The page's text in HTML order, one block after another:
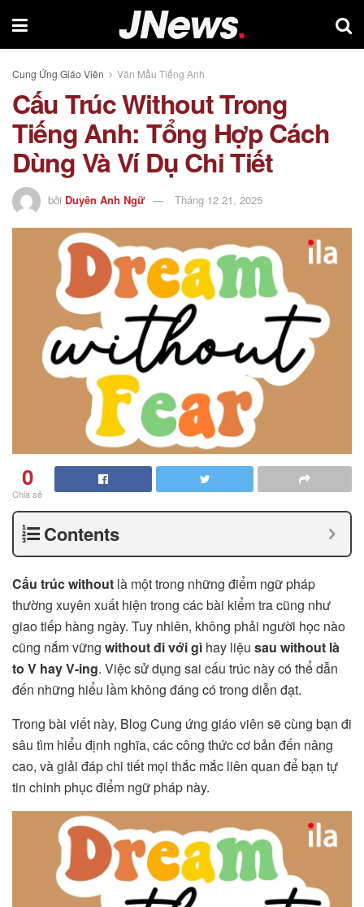
Cung Ứng Giáo Viên Văn Mẫu Tiếng Anh
Cấu Trúc Without Trong
Tiếng Anh: Tổng Hợp Cách
Dùng Và Ví Dụ Chi Tiết
bởi Duyên Anh Ngữ Tháng 12 21, 2025
0
Chia sẻ
Contents
Cấu trúc without là một trong những điểm ngữ pháp
thường xuyên xuất hiện trong các bài kiểm tra cũng như
giao tiếp hàng ngày. Tuy nhiên, không phải người học nào
cũng nắm vững without đi với gì hay liệu sau without là
to V hay V-ing. Việc sử dụng sai cấu trúc này có thể dẫn
đến những hiểu lầm không đáng có trong diễn đạt.
Trong bài viết này, Blog Cung ứng giáo viên sẽ cùng bạn đi
sâu tìm hiểu định nghĩa, các công thức cơ bản đến nâng
cao, và giải đáp chi tiết mọi thắc mắc liên quan để bạn tự
tin chinh phục điểm ngữ pháp này.